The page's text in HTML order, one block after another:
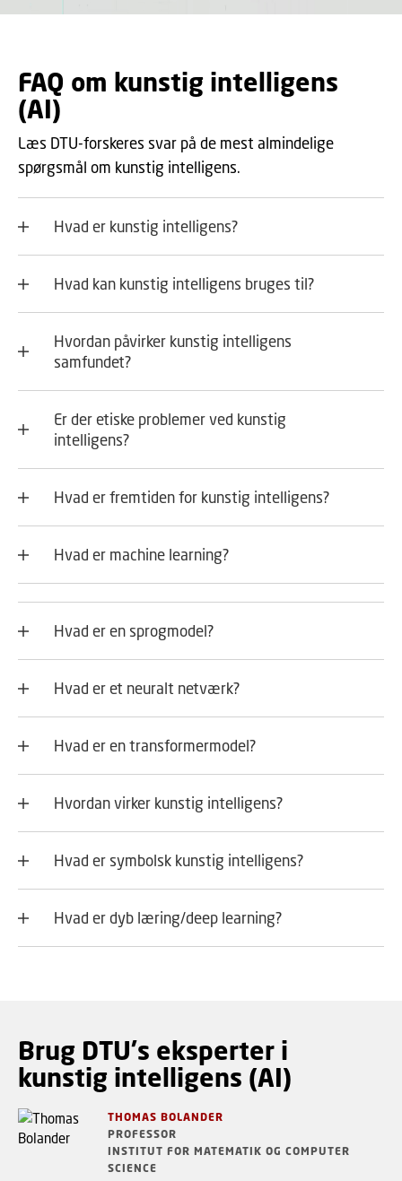
FAQ om kunstig intelligens
(AI)
Læs DTU-forskeres svar på de mest almindelige
spørgsmål om kunstig intelligens.
Hvad er kunstig intelligens?
Hvad kan kunstig intelligens bruges til?
Hvordan påvirker kunstig intelligens
samfundet?
Er der etiske problemer ved kunstig
intelligens?
Hvad er fremtiden for kunstig intelligens?
Hvad er machine learning?
Hvad er en sprogmodel?
Hvad er et neuralt netværk?
Hvad er en transformermodel?
Hvordan virker kunstig intelligens?
Hvad er symbolsk kunstig intelligens?
Hvad er dyb læring/deep learning?
Brug DTU's eksperter i
kunstig intelligens (AI)
THOMAS BOLANDER
PROFESSOR
INSTITUT FOR MATEMATIK OG COMPUTER
SCIENCE